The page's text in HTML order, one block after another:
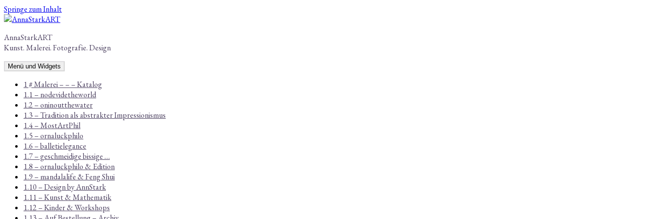
Springe zum Inhalt
AnnaStarkART
Kunst. Malerei. Fotografie. Design
Menü und Widgets
1 # Malerei – – – Katalog
1.1 – nodevidetheworld
1.2 – oninoutthewater
1.3 – Tradition als abstrakter Impressionismus
1.4 – MostArtPhil
1.5 – ornaluckphilo
1.6 – balletielegance
1.7 – geschmeidige bissige …
1.8 – ornaluckphilo & Edition
1.9 – mandalalife & Feng Shui
1.10 – Design by AnnStark
1.11 – Kunst & Mathematik
1.12 – Kinder & Workshops